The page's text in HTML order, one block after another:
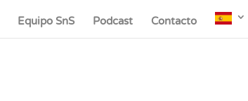
Equipo SnS Podcast Contacto